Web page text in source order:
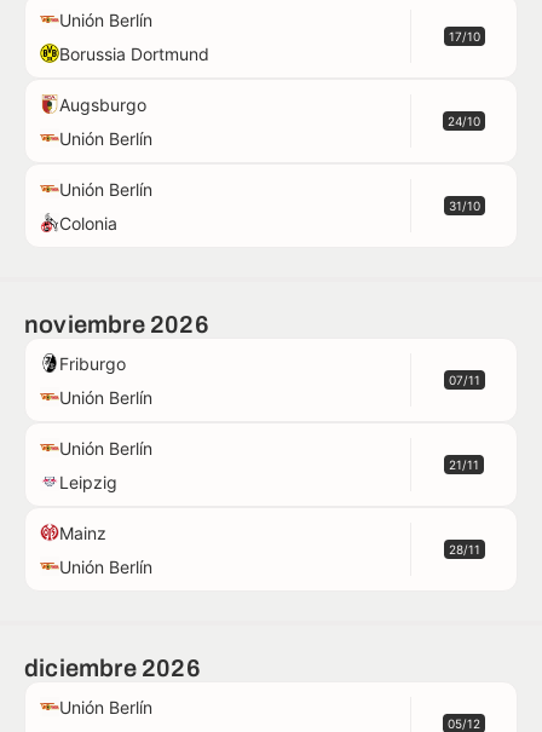
Unión Berlín
Borussia Dortmund
17/10
Augsburgo
Unión Berlín
24/10
Unión Berlín
Colonia
31/10
noviembre 2026
Friburgo
Unión Berlín
07/11
Unión Berlín
Leipzig
21/11
Mainz
Unión Berlín
28/11
diciembre 2026
Unión Berlín
05/12